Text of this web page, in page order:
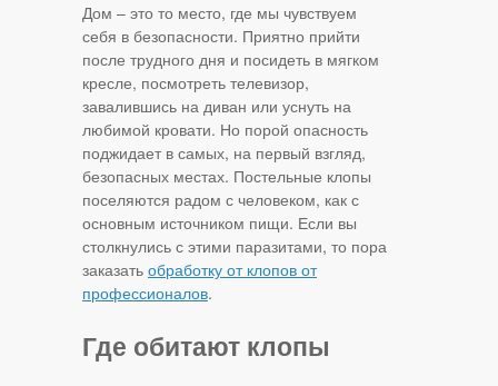
Дом – это то место, где мы чувствуем
себя в безопасности. Приятно прийти
после трудного дня и посидеть в мягком
кресле, посмотреть телевизор,
завалившись на диван или уснуть на
любимой кровати. Но порой опасность
поджидает в самых, на первый взгляд,
безопасных местах. Постельные клопы
поселяются радом с человеком, как с
основным источником пищи. Если вы
столкнулись с этими паразитами, то пора
заказать обработку от клопов от
профессионалов.
Где обитают клопы